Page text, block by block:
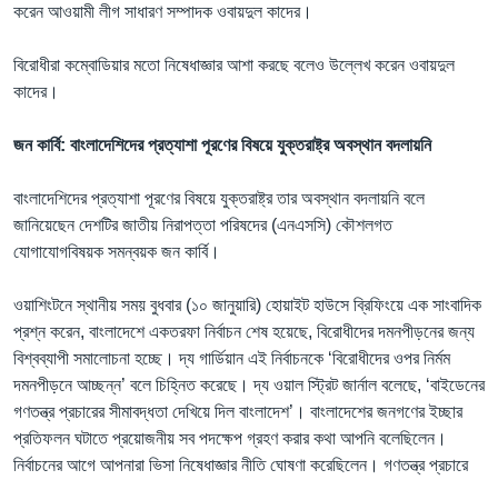
করেন আওয়ামী লীগ সাধারণ সম্পাদক ওবায়দুল কাদের।
বিরোধীরা কম্বোডিয়ার মতো নিষেধাজ্ঞার আশা করছে বলেও উল্লেখ করেন ওবায়দুল
কাদের।
জন কার্বি: বাংলাদেশিদের প্রত্যাশা পূরণের বিষয়ে যুক্তরাষ্ট্র অবস্থান বদলায়নি
বাংলাদেশিদের প্রত্যাশা পূরণের বিষয়ে যুক্তরাষ্ট্র তার অবস্থান বদলায়নি বলে
জানিয়েছেন দেশটির জাতীয় নিরাপত্তা পরিষদের (এনএসসি) কৌশলগত
যোগাযোগবিষয়ক সমন্বয়ক জন কার্বি।
ওয়াশিংটনে স্থানীয় সময় বুধবার (১০ জানুয়ারি) হোয়াইট হাউসে ব্রিফিংয়ে এক সাংবাদিক
প্রশ্ন করেন, বাংলাদেশে একতরফা নির্বাচন শেষ হয়েছে, বিরোধীদের দমনপীড়নের জন্য
বিশ্বব্যাপী সমালোচনা হচ্ছে। দ্য গার্ডিয়ান এই নির্বাচনকে ‘বিরোধীদের ওপর নির্মম
দমনপীড়নে আচ্ছন্ন’ বলে চিহ্নিত করেছে। দ্য ওয়াল স্ট্রিট জার্নাল বলেছে, ‘বাইডেনের
গণতন্ত্র প্রচারের সীমাবদ্ধতা দেখিয়ে দিল বাংলাদেশ’। বাংলাদেশের জনগণের ইচ্ছার
প্রতিফলন ঘটাতে প্রয়োজনীয় সব পদক্ষেপ গ্রহণ করার কথা আপনি বলেছিলেন।
নির্বাচনের আগে আপনারা ভিসা নিষেধাজ্ঞার নীতি ঘোষণা করেছিলেন। গণতন্ত্র প্রচারে